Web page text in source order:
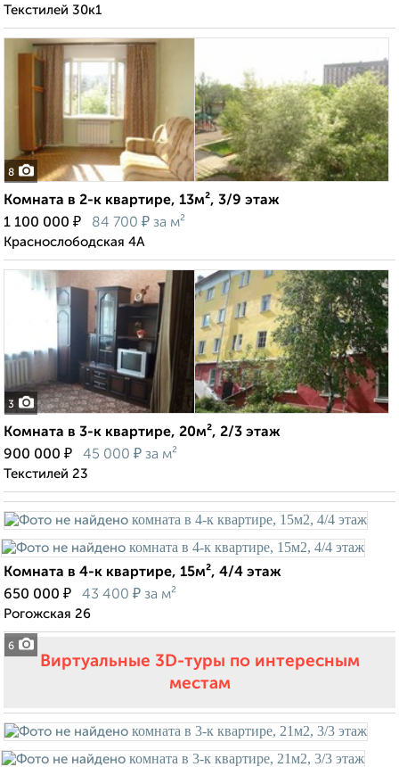
Текстилей 30к1
8
Комната в 2-к квартире, 13м², 3/9 этаж
1 100 000 ₽ 84 700 ₽ за м²
Краснослободская 4А
3
Комната в 3-к квартире, 20м², 2/3 этаж
900 000 ₽ 45 000 ₽ за м²
Текстилей 23
6
Комната в 4-к квартире, 15м², 4/4 этаж
650 000 ₽ 43 400 ₽ за м²
Рогожская 26
Виртуальные 3D-туры по интересным
местам